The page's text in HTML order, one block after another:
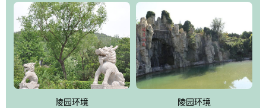
陵园环境 陵园环境